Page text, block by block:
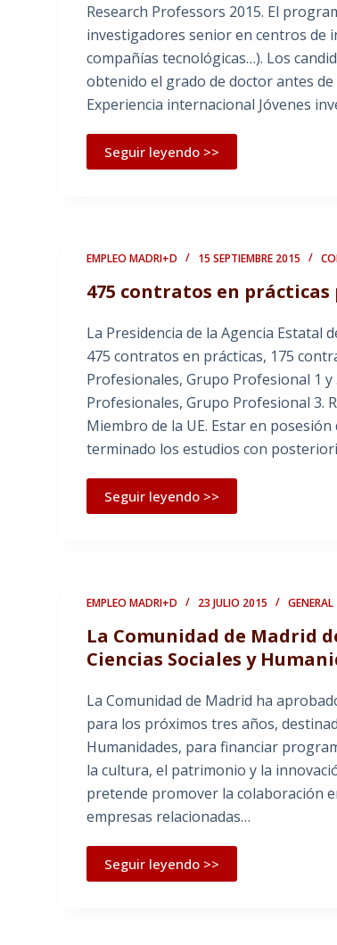
Research Professors 2015. El
investigadores senior en centros de
compañías tecnológicas…). Los
obtenido el grado de doctor antes
Experiencia internacional Jóvenes
Seguir leyendo >>
EMPLEO MADRI+D 15 SEPTIEMBRE 2015
475 contratos en
La Presidencia de la Agencia Estatal
475 contratos en prácticas, 175
Profesionales, Grupo Profesional 1
Profesionales, Grupo Profesional 3.
Miembro de la UE. Estar en
terminado los estudios con
Seguir leyendo >>
EMPLEO MADRI+D 23 JULIO 2015 GENERAL
La Comunidad de Madrid
Ciencias Sociales y
La Comunidad de Madrid ha
para los próximos tres años,
Humanidades, para financiar
la cultura, el patrimonio y la
pretende promover la colaboración
empresas relacionadas…
Seguir leyendo >>